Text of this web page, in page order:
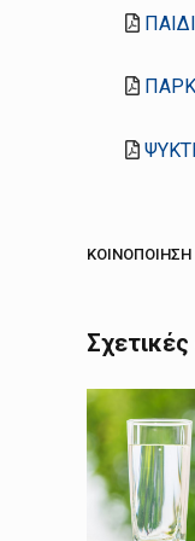
ΚΟΙΝΟΠΟΊΗΣΗ